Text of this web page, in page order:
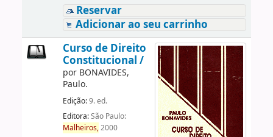
Reservar
Adicionar ao seu carrinho
Curso de Direito
Constitucional /
por BONAVIDES,
Paulo.
Edição:9. ed.
Editora:São Paulo:
Malheiros,2000